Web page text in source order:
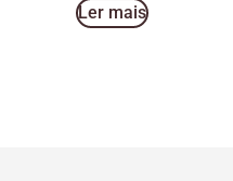
Ler mais